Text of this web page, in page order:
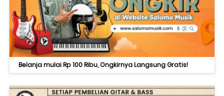
Belanja mulai Rp 100 Ribu, Ongkirnya Langsung Gratis!